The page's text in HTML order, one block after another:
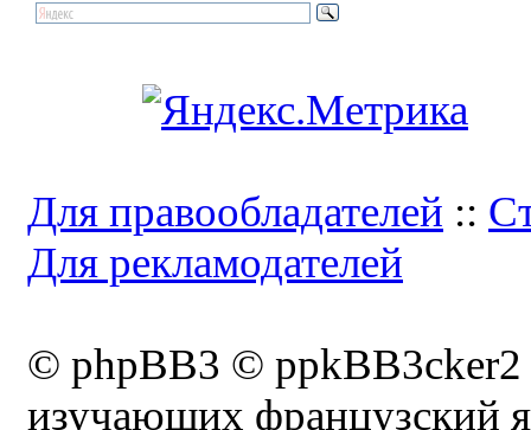
Для правообладателей ::
Для рекламодателей
© phpBB3 ©
изучающих французский